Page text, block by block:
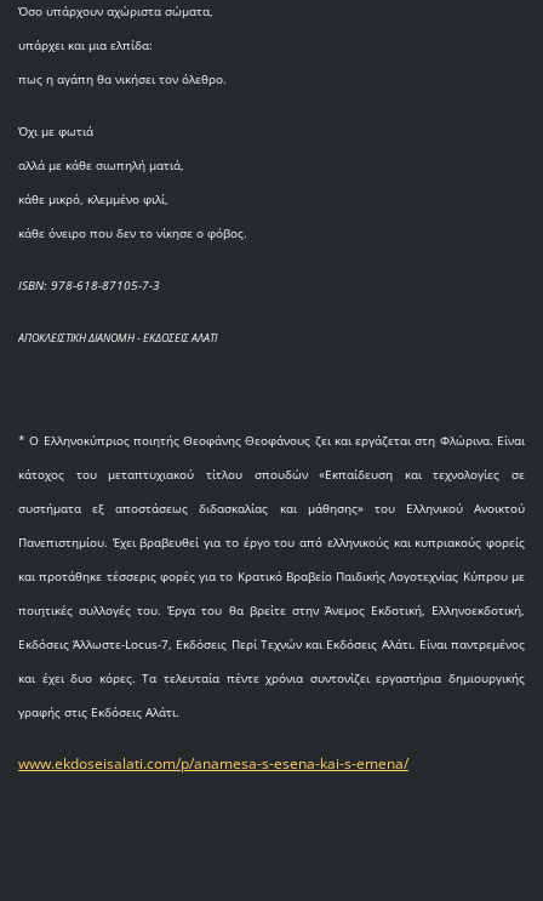
Όσο υπάρχουν αχώριστα σώματα,
υπάρχει και μια ελπίδα:
πως η αγάπη θα νικήσει τον όλεθρο.
Όχι με φωτιά
αλλά με κάθε σιωπηλή ματιά,
κάθε μικρό, κλεμμένο φιλί,
κάθε όνειρο που δεν το νίκησε ο φόβος.
ISBN: 978-618-87105-7-3
ΑΠΟΚΛΕΙΣΤΙΚΗ ΔΙΑΝΟΜΗ - ΕΚΔΟΣΕΙΣ ΑΛΑΤΙ
* O Eλληνοκύπριος ποιητής Θεοφάνης Θεοφάνους ζει και εργάζεται στη Φλώρινα. Είναι
κάτοχος του μεταπτυχιακού τίτλου σπουδών «Εκπαίδευση και τεχνολογίες σε
συστήματα εξ αποστάσεως διδασκαλίας και μάθησης» του Ελληνικού Ανοικτού
Πανεπιστημίου. Έχει βραβευθεί για το έργο του από ελληνικούς και κυπριακούς φορείς
και προτάθηκε τέσσερις φορές για το Κρατικό Βραβείο Παιδικής Λογοτεχνίας Κύπρου με
ποιητικές συλλογές του. Έργα του θα βρείτε στην Άνεμος Εκδοτική, Ελληνοεκδοτική,
Εκδόσεις Άλλωστε-Locus-7, Εκδόσεις Περί Τεχνών και Εκδόσεις Αλάτι. Είναι παντρεμένος
και έχει δυο κόρες. Τα τελευταία πέντε χρόνια συντονίζει εργαστήρια δημιουργικής
γραφής στις Εκδόσεις Αλάτι.
www.ekdoseisalati.com/p/anamesa-s-esena-kai-s-emena/